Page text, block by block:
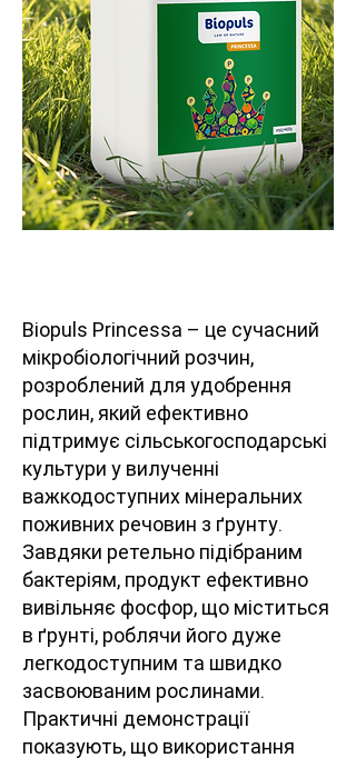
Biopuls Princessa – це сучасний
мікробіологічний розчин,
розроблений для удобрення
рослин, який ефективно
підтримує сільськогосподарські
культури у вилученні
важкодоступних мінеральних
поживних речовин з ґрунту.
Завдяки ретельно підібраним
бактеріям, продукт ефективно
вивільняє фосфор, що міститься
в ґрунті, роблячи його дуже
легкодоступним та швидко
засвоюваним рослинами.
Практичні демонстрації
показують, що використання